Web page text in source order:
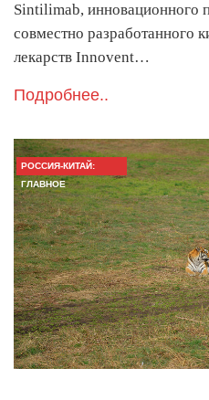
Sintilimab, инновационного
совместно разработанного
лекарств Innovent…
Подробнее..
РОССИЯ-КИТАЙ:
ГЛАВНОЕ